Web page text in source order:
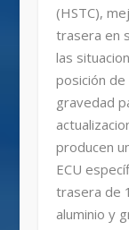
(HSTC),
trasera en
las
posición
gravedad
producen
ECU
trasera de
aluminio y